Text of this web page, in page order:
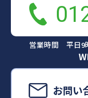
営業時間 平日9
お問い